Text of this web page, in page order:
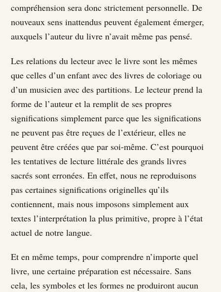
compréhension sera donc strictement personnelle. De
nouveaux sens inattendus peuvent également émerger,
auxquels l’auteur du livre n’avait même pas pensé.
Les relations du lecteur avec le livre sont les mêmes
que celles d’un enfant avec des livres de coloriage ou
d’un musicien avec des partitions. Le lecteur prend la
forme de l’auteur et la remplit de ses propres
significations simplement parce que les significations
ne peuvent pas être reçues de l’extérieur, elles ne
peuvent être créées que par soi-même. C’est pourquoi
les tentatives de lecture littérale des grands livres
sacrés sont erronées. En effet, nous ne reproduisons
pas certaines significations originelles qu’ils
contiennent, mais nous imposons simplement aux
textes l’interprétation la plus primitive, propre à l’état
actuel de notre langue.
Et en même temps, pour comprendre n’importe quel
livre, une certaine préparation est nécessaire. Sans
cela, les symboles et les formes ne produiront aucun